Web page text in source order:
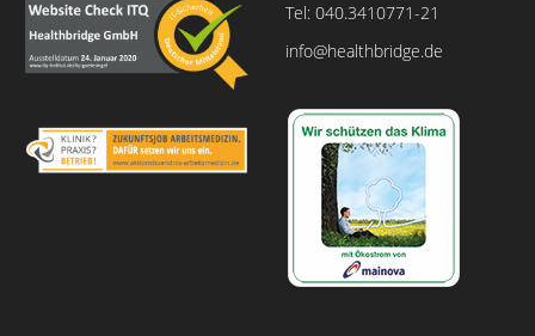
Tel: 040.3410771-21
info@healthbridge.de